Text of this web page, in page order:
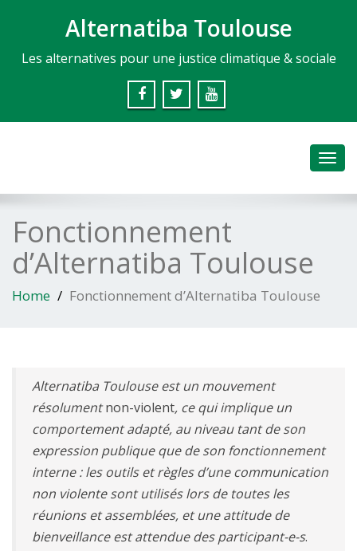
Alternatiba Toulouse
Les alternatives pour une justice climatique & sociale
Fonctionnement
d’Alternatiba Toulouse
Home Fonctionnement d’Alternatiba Toulouse
Alternatiba Toulouse est un mouvement
résolumentnon-violent, ce qui implique un
comportement adapté, au niveau tant de son
expression publique que de son fonctionnement
interne : les outils et règles d’une communication
non violente sont utilisés lors de toutes les
réunions et assemblées, et une attitude de
bienveillance est attendue des participant-e-s.